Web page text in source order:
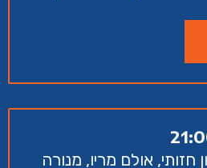
אולם מריו, מנורה